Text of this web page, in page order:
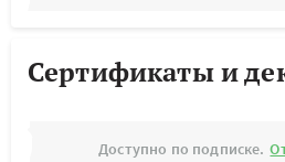
Сертификаты и
Доступно по подписке.